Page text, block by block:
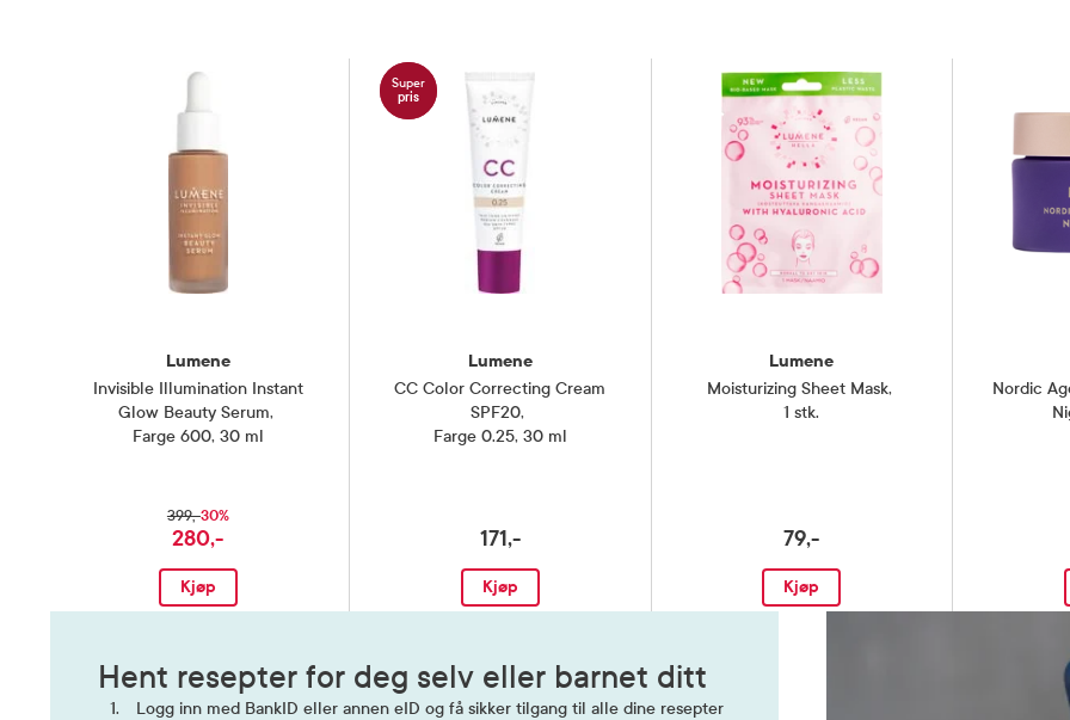
Lumene
Invisible Illumination Instant
Glow Beauty Serum,
Farge 600, 30 ml
399,-30%
280,-
Kjøp
Super
pris
Lumene
CC Color Correcting Cream
SPF20,
Farge 0.25, 30 ml
171,-
Kjøp
Lumene
Moisturizing Sheet Mask,
1 stk.
79,-
Kjøp
Nordic
Hent resepter for deg selv eller barnet ditt
Logg inn med BankID eller annen eID og få sikker tilgang til alle dine resepter